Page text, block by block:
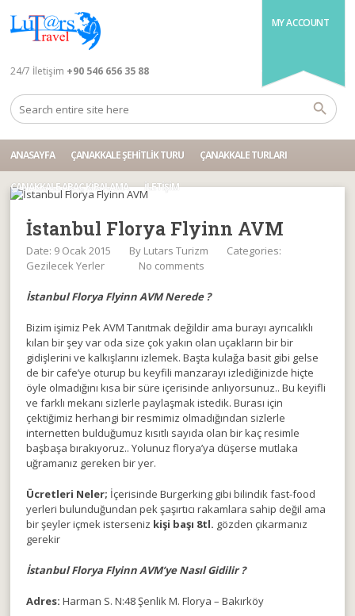
MY ACCOUNT
24/7 İletişim +90 546 656 35 88
ANASAYFA ÇANAKKALE ŞEHITLIK TURU ÇANAKKALE TURLARI
ÇANAKKALE ARAÇ KIRALAMA İLETIŞIM
İstanbul Florya Flyinn AVM
Date: 9 Ocak 2015 By Lutars Turizm
Categories:
Gezilecek Yerler
No comments
İstanbul Florya Flyinn AVM Nerede ?
Bizim işimiz Pek AVM Tanıtmak değildir ama burayı ayrıcalıklı
kılan bir şey var oda size çok yakın olan uçakların bir bir
gidişlerini ve kalkışlarını izlemek. Başta kulağa basit gibi gelse
de bir cafe’ye oturup bu keyfili manzarayı izlediğinizde hiçte
öyle olmadığını kısa bir süre içerisinde anlıyorsunuz.. Bu keyifli
ve farklı mekanı sizlerle paylaşmak istedik. Burası için
çektiğimiz herhangi bir resmimiz olmadığından sizlerle
internetten bulduğumuz kısıtlı sayıda olan bir kaç resimle
başbaşa bırakıyoruz.. Yolunuz florya’ya düşerse mutlaka
uğramanız gereken bir yer.
Ücretleri Neler; İçerisinde Burgerking gibi bilindik fast-food
yerleri bulunduğundan pek şaşırtıcı rakamlara sahip değil ama
bir şeyler içmek isterseniz kişi başı 8tl. gözden çıkarmanız
gerekir
İstanbul Florya Flyinn AVM’ye Nasıl Gidilir ?
Adres: Harman S. N:48 Şenlik M. Florya – Bakırköy